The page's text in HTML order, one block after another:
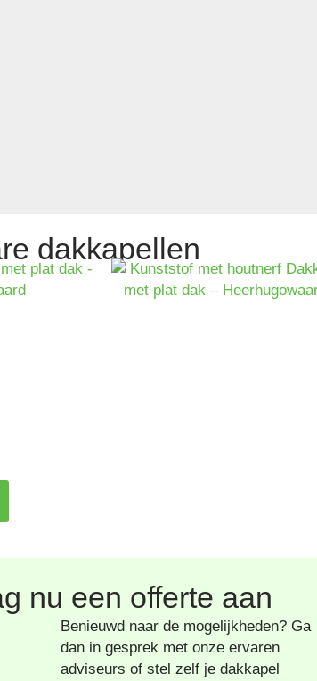
dakkapellen
nu een offerte aan
Benieuwd naar de mogelijkheden? Ga
dan in gesprek met onze ervaren
adviseurs of stel zelf je dakkapel